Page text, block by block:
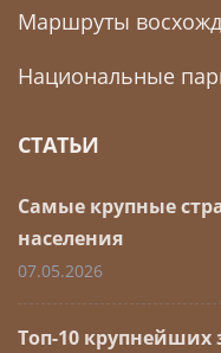
Маршруты
Национальные
СТАТЬИ
Самые крупные
населения
07.05.2026
Топ-10